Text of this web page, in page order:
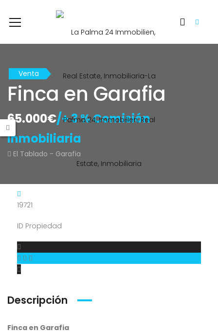
Venta
Finca en Garafia
65.000€/+ 3 % Comisión
Inmobiliaria
El Tablado - Garafia
19721
ID Propiedad
Descripción
Finca en Garafia